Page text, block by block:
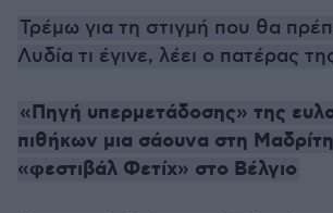
Τρέμω για τη στιγμή που θα
Λυδία τι έγινε, λέει ο πατέρας
«Πηγή υπερμετάδοσης» της
πιθήκων μια σάουνα στη
«φεστιβάλ Φετίχ» στο Βέλγιο